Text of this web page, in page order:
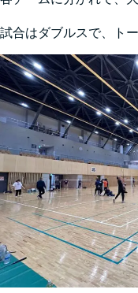
試合はダブルスで、ト